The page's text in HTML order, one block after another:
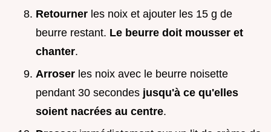
Retourner les noix et ajouter les 15 g de
beurre restant. Le beurre doit mousser et
chanter.
Arroser les noix avec le beurre noisette
pendant 30 secondes jusqu'à ce qu'elles
soient nacrées au centre.